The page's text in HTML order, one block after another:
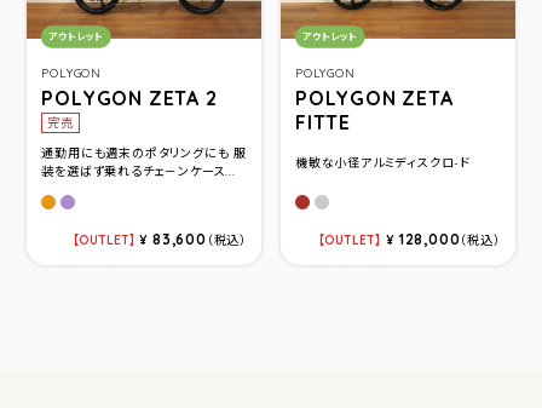
POLYGON
POLYGON ZETA 2
完売
カテゴリ：
アウトレット
通勤用にも週末のポタリングにも 服
装を選ばず乗れるチェ－ンケース...
ライトブラウン
パープル
OUTLET ¥ 83,600 （税込）
POLYGON
POLYGON ZETA
FITTE
カテゴリ：
アウトレット
機敏な小径アルミディスクロ-ド
レッドシルバー
OUTLET ¥ 128,000（税込）